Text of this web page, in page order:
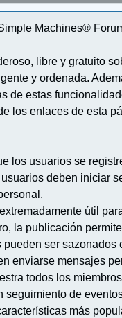
Machines®
libre y gratuito
y ordenada.
de estas
los enlaces de esta
los usuarios se
deben iniciar
útil
la publicación
pueden ser sazonados
enviarse mensajes
todos los
seguimiento de
más